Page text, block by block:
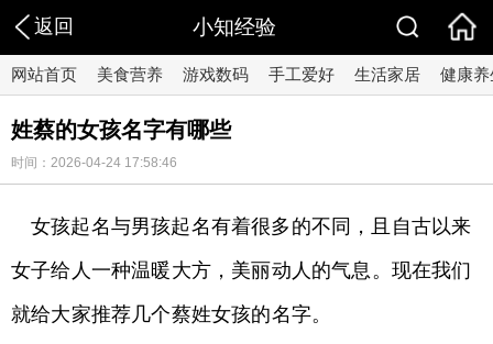
返回 小知经验
网站首页 美食营养 游戏数码 手工爱好 生活家居 健康养
姓蔡的女孩名字有哪些
时间：2026-04-24 17:58:46
女孩起名与男孩起名有着很多的不同，且自古以来
女子给人一种温暖大方，美丽动人的气息。现在我们
就给大家推荐几个蔡姓女孩的名字。